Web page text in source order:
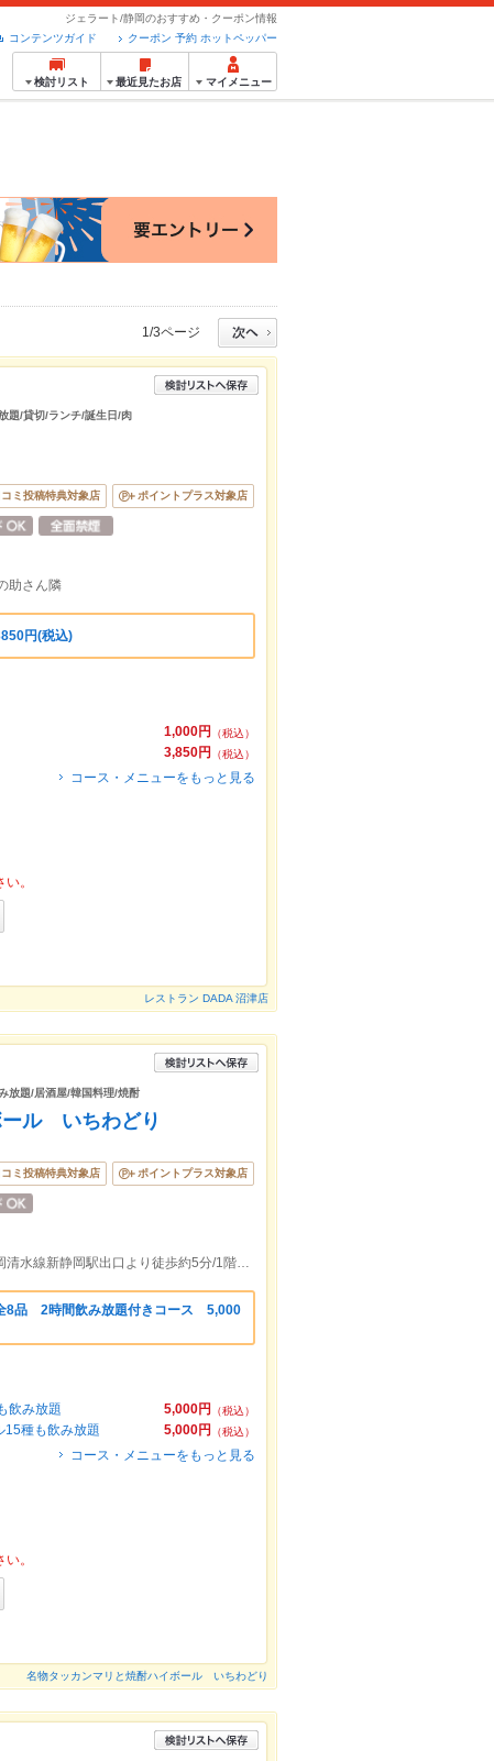
ジェラート/静岡のおすすめ・クーポン情報
クーポン 予約 ホットペッパー
コンテンツガイド
検討リスト 最近見たお店 マイメニュー
1/3ページ
題/貸切/ランチ/誕生日/肉
コミ投稿特典対象店 ポイントプラス対象店
助さん隣
円(税込)
1,000円
（税込）
3,850円
（税込）
コース・メニューをもっと見る
。
レストラン DADA 沼津店
放題/居酒屋/韓国料理/焼酎
ール いちわどり
コミ投稿特典対象店 ポイントプラス対象店
JR静岡駅北口より徒歩約7分/静岡鉄道静岡清水線新静岡駅出口より徒歩約5分/1階に焼肉ライクさんが入ってるビルの7階
8品 2時間飲み放題付きコース 5,000
5,000円
（税込）
飲み放題
5,000円
（税込）
種も飲み放題
コース・メニューをもっと見る
。
名物タッカンマリと焼酎ハイボール いちわどり